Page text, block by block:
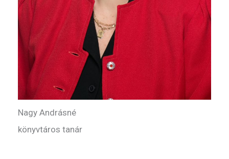
Nagy Andrásné
könyvtáros tanár